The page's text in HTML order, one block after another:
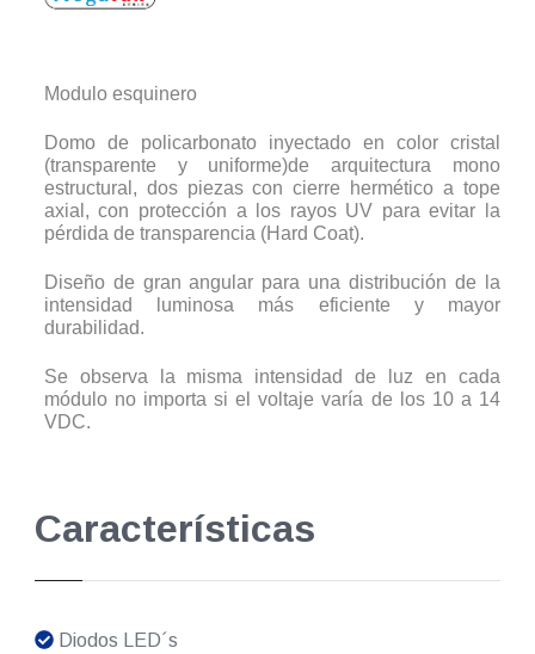
Modulo esquinero
Domo de policarbonato inyectado en color cristal
(transparente y uniforme)de arquitectura mono
estructural, dos piezas con cierre hermético a tope
axial, con protección a los rayos UV para evitar la
pérdida de transparencia (Hard Coat).
Diseño de gran angular para una distribución de la
intensidad luminosa más eficiente y mayor
durabilidad.
Se observa la misma intensidad de luz en cada
módulo no importa si el voltaje varía de los 10 a 14
VDC.
Características
Diodos LED´s